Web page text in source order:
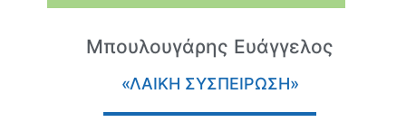
Μπουλουγάρης Ευάγγελος
«ΛΑΙΚΗ ΣΥΣΠΕΙΡΩΣΗ»